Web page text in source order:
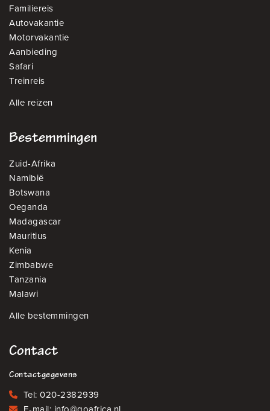
Familiereis
Autovakantie
Motorvakantie
Aanbieding
Safari
Treinreis
Alle reizen
Bestemmingen
Zuid-Afrika
Namibië
Botswana
Oeganda
Madagascar
Mauritius
Kenia
Zimbabwe
Tanzania
Malawi
Alle bestemmingen
Contact
Contactgegevens
Tel: 020-2382939